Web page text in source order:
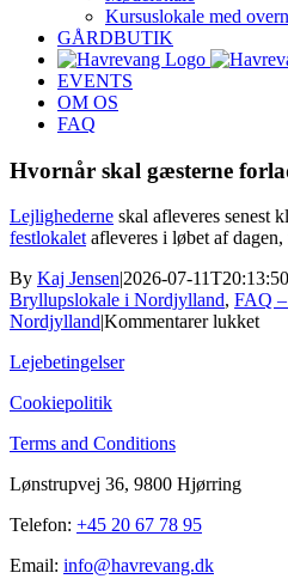
Kursuslokale med
GÅRDBUTIK
EVENTS
OM OS
FAQ
Hvornår skal gæsterne
Lejlighederne skal afleveres senest
festlokaletafleveres i løbet af
By Kaj Jensen|2026-07-
Bryllupslokale i Nordjylland, FAQ
Nordjylland|Kommentarer lukkettil
Lejebetingelser
Cookiepolitik
Terms and Conditions
Lønstrupvej 36, 9800 Hjørring
Telefon: +45 20 67 78 95
Email: info@havrevang.dk